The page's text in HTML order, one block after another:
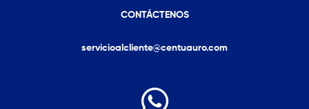
CONTÁCTENOS
servicioalcliente@centuauro.com